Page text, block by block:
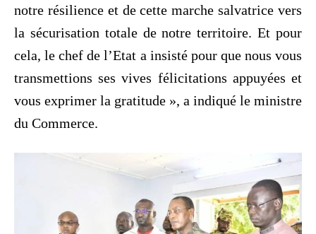
notre résilience et de cette marche salvatrice vers
la sécurisation totale de notre territoire. Et pour
cela, le chef de l’Etat a insisté pour que nous vous
transmettions ses vives félicitations appuyées et
vous exprimer la gratitude », a indiqué le ministre
du Commerce.